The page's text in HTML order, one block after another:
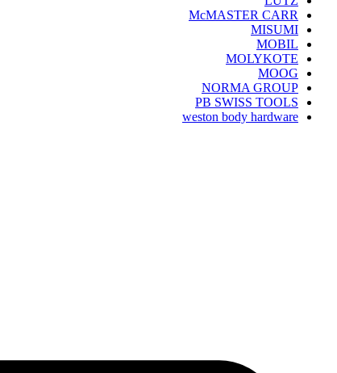
McMASTER CARR
MISUMI
MOBIL
MOLYKOTE
MOOG
NORMA GROUP
PB SWISS TOOLS
weston body hardware